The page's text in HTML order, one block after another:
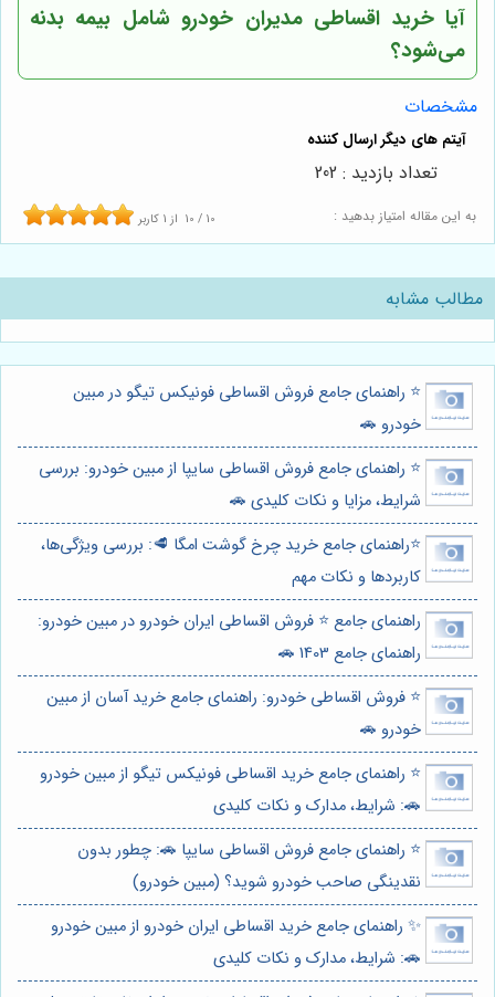
آیا خرید اقساطی مدیران خودرو شامل بیمه بدنه
می‌شود؟
مشخصات
به این مقاله امتیاز بدهید : 10 / 10 از 1 کاربر
تعداد بازدید : 202
مطالب مشابه
⭐️ راهنمای جامع فروش اقساطی فونیکس تیگو در مبین
خودرو 🚗
⭐️ راهنمای جامع فروش اقساطی سایپا از مبین خودرو: بررسی
شرایط، مزایا و نکات کلیدی 🚗
⭐️راهنمای جامع خرید چرخ گوشت امگا 🥩: بررسی ویژگی‌ها،
کاربردها و نکات مهم
راهنمای جامع ⭐️ فروش اقساطی ایران خودرو در مبین خودرو:
راهنمای جامع 1403 🚗
⭐️ فروش اقساطی خودرو: راهنمای جامع خرید آسان از مبین
خودرو 🚗
⭐️ راهنمای جامع خرید اقساطی فونیکس تیگو از مبین خودرو
🚗: شرایط، مدارک و نکات کلیدی
⭐️ راهنمای جامع فروش اقساطی سایپا 🚗: چطور بدون
نقدینگی صاحب خودرو شوید؟ (مبین خودرو)
✨ راهنمای جامع خرید اقساطی ایران خودرو از مبین خودرو
🚗: شرایط، مدارک و نکات کلیدی